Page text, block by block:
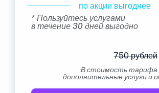
по акции выгоднее
* Пользуйтесь услугами
в течение 30 дней выгодно
750 рублей
В стоимость тарифа
дополнительные услуги и